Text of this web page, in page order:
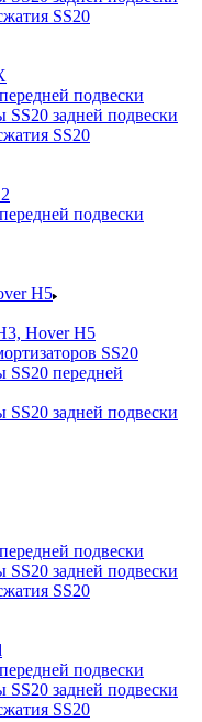
SS20
подвески
SS20 задней подвески
SS20
подвески
H5
Hover H5
SS20
SS20 передней
SS20 задней подвески
подвески
SS20 задней подвески
SS20
подвески
SS20 задней подвески
SS20